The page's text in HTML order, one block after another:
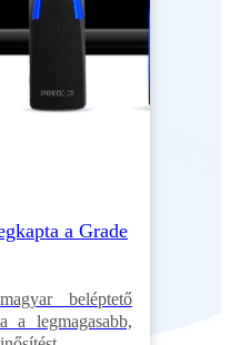
a Grade
beléptető
a legmagasabb,